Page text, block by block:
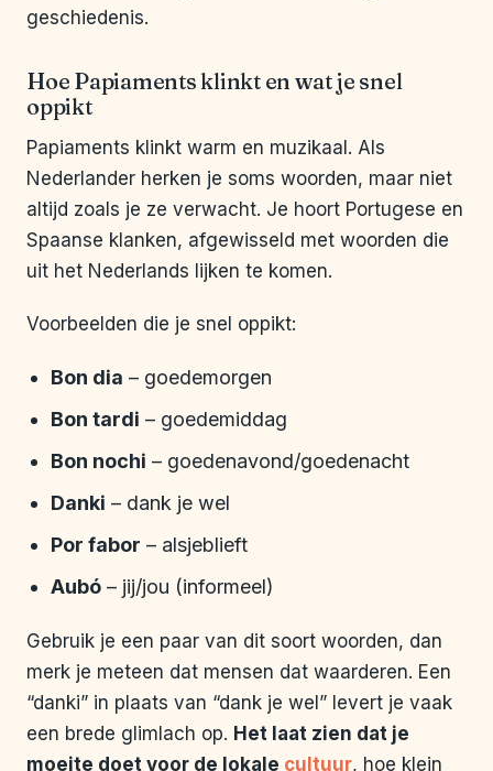
geschiedenis.
Hoe Papiaments klinkt en wat je snel
oppikt
Papiaments klinkt warm en muzikaal. Als
Nederlander herken je soms woorden, maar niet
altijd zoals je ze verwacht. Je hoort Portugese en
Spaanse klanken, afgewisseld met woorden die
uit het Nederlands lijken te komen.
Voorbeelden die je snel oppikt:
Bon dia – goedemorgen
Bon tardi – goedemiddag
Bon nochi – goedenavond/goedenacht
Danki – dank je wel
Por fabor – alsjeblieft
Aubó – jij/jou (informeel)
Gebruik je een paar van dit soort woorden, dan
merk je meteen dat mensen dat waarderen. Een
“danki” in plaats van “dank je wel” levert je vaak
een brede glimlach op. Het laat zien dat je
moeite doet voor de lokale cultuur, hoe klein